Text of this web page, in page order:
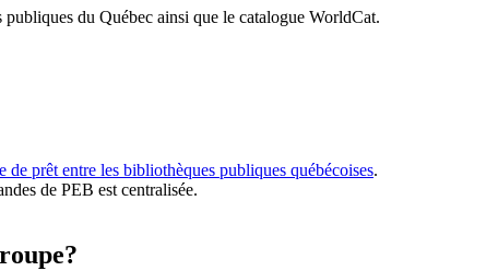
du Québec ainsi que le catalogue WorldCat.
de prêt entre les bibliothèques publiques québécoises.
de PEB est centralisée.